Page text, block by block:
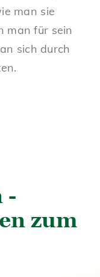
man sie
man für sein
sich durch
-
zum